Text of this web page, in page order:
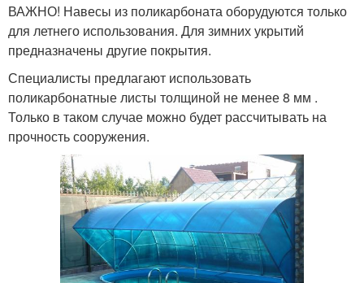
ВАЖНО! Навесы из поликарбоната оборудуются только
для летнего использования. Для зимних укрытий
предназначены другие покрытия.
Специалисты предлагают использовать
поликарбонатные листы толщиной не менее 8 мм .
Только в таком случае можно будет рассчитывать на
прочность сооружения.